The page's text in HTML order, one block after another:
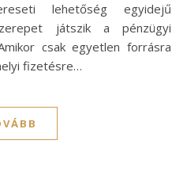
lehetőség egyidejű
játszik a pénzügyi
csak egyetlen forrásra
fizetésre…